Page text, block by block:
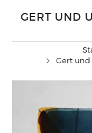
GERT UND
Gert und